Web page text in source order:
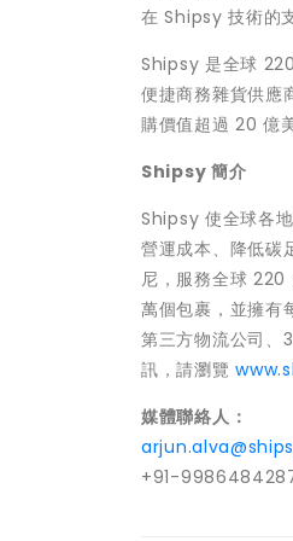
在 Shipsy 技術的
Shipsy 是全球
便捷商務雜貨供應
購價值超過 20 億
Shipsy 簡介
Shipsy 使全球各
營運成本、降低碳
尼，服務全球
萬個包裹，並擁有
第三方物流公司、
訊，請瀏覽
媒體聯絡人：
+91-